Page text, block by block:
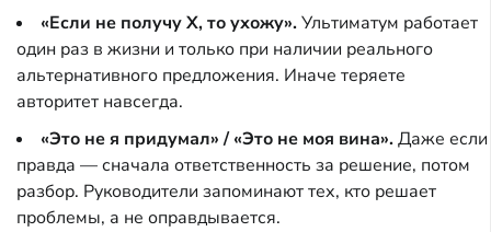
«Если не получу X, то ухожу».Ультиматум работает
один раз в жизни и только при наличии реального
альтернативного предложения. Иначе теряете
авторитет навсегда.
«Это не я придумал» / «Это не моя вина».Даже если
правда — сначала ответственность за решение, потом
разбор. Руководители запоминают тех, кто решает
проблемы, а не оправдывается.